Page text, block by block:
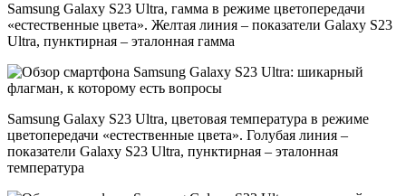
Samsung Galaxy S23 Ultra, гамма в режиме цветопередачи
«естественные цвета». Желтая линия – показатели Galaxy S23
Ultra, пунктирная – эталонная гамма
Samsung Galaxy S23 Ultra, цветовая температура в режиме
цветопередачи «естественные цвета». Голубая линия –
показатели Galaxy S23 Ultra, пунктирная – эталонная
температура